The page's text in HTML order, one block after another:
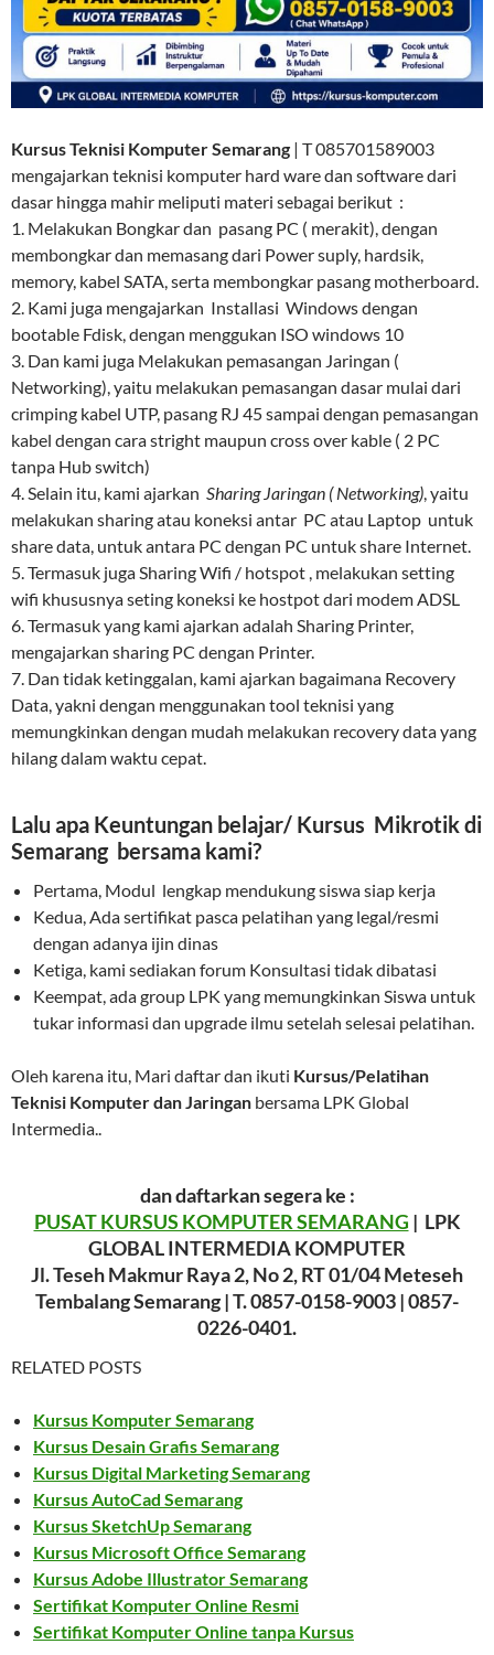
Kursus Teknisi Komputer Semarang | T 085701589003
mengajarkan teknisi komputer hard ware dan software dari
dasar hingga mahir meliputi materi sebagai berikut :
1. Melakukan Bongkar dan pasang PC ( merakit), dengan
membongkar dan memasang dari Power suply, hardsik,
memory, kabel SATA, serta membongkar pasang motherboard.
2. Kami juga mengajarkan Installasi Windows dengan
bootable Fdisk, dengan menggukan ISO windows 10
3. Dan kami juga Melakukan pemasangan Jaringan (
Networking), yaitu melakukan pemasangan dasar mulai dari
crimping kabel UTP, pasang RJ 45 sampai dengan pemasangan
kabel dengan cara stright maupun cross over kable ( 2 PC
tanpa Hub switch)
4. Selain itu, kami ajarkan Sharing Jaringan ( Networking), yaitu
melakukan sharing atau koneksi antar PC atau Laptop untuk
share data, untuk antara PC dengan PC untuk share Internet.
5. Termasuk juga Sharing Wifi / hotspot , melakukan setting
wifi khususnya seting koneksi ke hostpot dari modem ADSL
6. Termasuk yang kami ajarkan adalah Sharing Printer,
mengajarkan sharing PC dengan Printer.
7. Dan tidak ketinggalan, kami ajarkan bagaimana Recovery
Data, yakni dengan menggunakan tool teknisi yang
memungkinkan dengan mudah melakukan recovery data yang
hilang dalam waktu cepat.
Lalu apa Keuntungan belajar/ Kursus Mikrotik di
Semarang bersama kami?
Pertama, Modul lengkap mendukung siswa siap kerja
Kedua, Ada sertifikat pasca pelatihan yang legal/resmi
dengan adanya ijin dinas
Ketiga, kami sediakan forum Konsultasi tidak dibatasi
Keempat, ada group LPK yang memungkinkan Siswa untuk
tukar informasi dan upgrade ilmu setelah selesai pelatihan.
Oleh karena itu, Mari daftar dan ikuti Kursus/Pelatihan
Teknisi Komputer dan Jaringan bersama LPK Global
Intermedia..
dan daftarkan segera ke :
PUSAT KURSUS KOMPUTER SEMARANG | LPK
GLOBAL INTERMEDIA KOMPUTER
Jl. Teseh Makmur Raya 2, No 2, RT 01/04 Meteseh
Tembalang Semarang | T. 0857-0158-9003 | 0857-
0226-0401.
RELATED POSTS
Kursus Komputer Semarang
Kursus Desain Grafis Semarang
Kursus Digital Marketing Semarang
Kursus AutoCad Semarang
Kursus SketchUp Semarang
Kursus Microsoft Office Semarang
Kursus Adobe Illustrator Semarang
Sertifikat Komputer Online Resmi
Sertifikat Komputer Online tanpa Kursus